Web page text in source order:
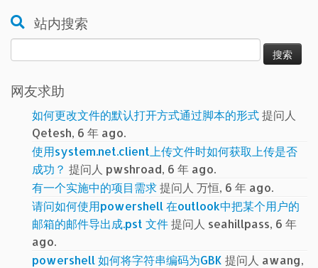
站内搜索
索：
网友求助
如何更改文件的默认打开方式通过脚本的形式提问人
Qetesh, 6 年 ago.
使用system.net.client上传文件时如何获取上传是否
成功？ 提问人 pwshroad, 6 年 ago.
有一个实施中的项目需求提问人 万恒, 6 年 ago.
请问如何使用powershell 在outlook中把某个用户的
邮箱的邮件导出成.pst 文件提问人 seahillpass, 6 年
ago.
powershell 如何将字符串编码为GBK 提问人 awang,